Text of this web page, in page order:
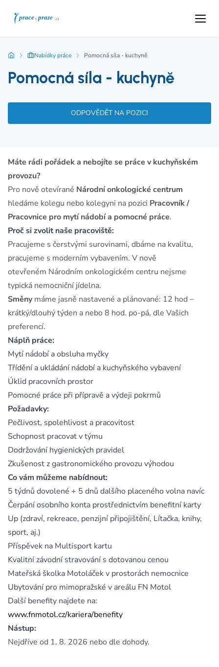
Nabídky práce Pomocná síla - kuchyně
Pomocná síla - kuchyně
ODPOVĚDĚT NA POZICI
Máte rádi pořádek a nebojíte se práce v kuchyňském
provozu?
Pro nově otevírané Národní onkologické centrum
hledáme kolegu nebo kolegyni na pozici Pracovník /
Pracovnice pro mytí nádobí a pomocné práce.
Proč si zvolit naše pracoviště:
Pracujeme s čerstvými surovinami, dbáme na kvalitu,
pracujeme s moderním vybavením. V nově
otevřeném Národním onkologickém centru nejsme
typická nemocniční jídelna.
Směnymáme jasně nastavené a plánované: 12 hod –
krátký/dlouhý týden a nebo 8 hod. po-pá, dle Vašich
preferencí.
Náplň práce:
Mytí nádobí a obsluha myčky
Třídění a ukládání nádobí a kuchyňského vybavení
Úklid pracovních prostor
Pomocné práce při přípravě a výdeji pokrmů
Požadavky:
Pečlivost, spolehlivost a pracovitost
Schopnost pracovat v týmu
Dodržování hygienických pravidel
Zkušenost z gastronomického provozu výhodou
Co vám můžeme nabídnout:
5 týdnů dovolené + 5 dnů dalšího placeného volna navíc
Čerpání osobního konta prostřednictvím benefitní karty
Up (zdraví, rekreace, penzijní připojištění, Lítačka, knihy,
sport, aj.)
Příspěvek na Multisport kartu
Kvalitní závodní stravování s dotovanou cenou
Mateřská školka Motoláček v prostorách nemocnice
Ubytování pro mimopražské v areálu FN Motol
Další benefity najdete na:
www.fnmotol.cz/kariera/benefity
Nástup:
Nejdříve od 1. 8. 2026 nebo dle dohody.